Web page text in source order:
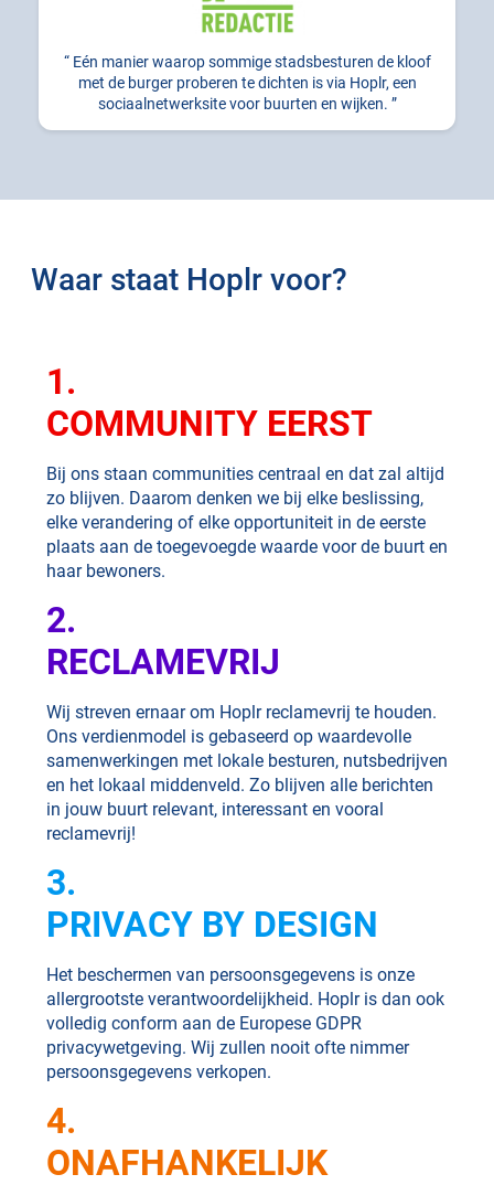
Eén manier waarop sommige stadsbesturen de kloof
met de burger proberen te dichten is via Hoplr, een
sociaalnetwerksite voor buurten en wijken.
Waar staat Hoplr voor?
1.
COMMUNITY EERST
Bij ons staan communities centraal en dat zal altijd
zo blijven. Daarom denken we bij elke beslissing,
elke verandering of elke opportuniteit in de eerste
plaats aan de toegevoegde waarde voor de buurt en
haar bewoners.
2.
RECLAMEVRIJ
Wij streven ernaar om Hoplr reclamevrij te houden.
Ons verdienmodel is gebaseerd op waardevolle
samenwerkingen met lokale besturen, nutsbedrijven
en het lokaal middenveld. Zo blijven alle berichten
in jouw buurt relevant, interessant en vooral
reclamevrij!
3.
PRIVACY BY DESIGN
Het beschermen van persoonsgegevens is onze
allergrootste verantwoordelijkheid. Hoplr is dan ook
volledig conform aan de Europese GDPR
privacywetgeving. Wij zullen nooit ofte nimmer
persoonsgegevens verkopen.
4.
ONAFHANKELIJK